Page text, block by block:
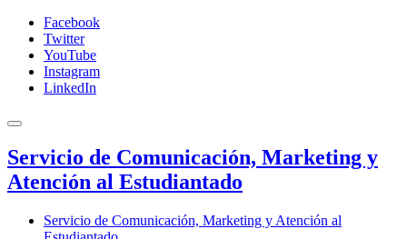
Facebook
Twitter
YouTube
Instagram
LinkedIn
Servicio de Comunicación, Marketing y
Atención al Estudiantado
Servicio de Comunicación, Marketing y Atención al